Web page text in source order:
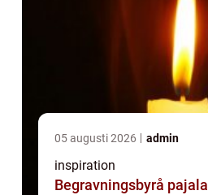
05 augusti 2026 admin
inspiration
Begravningsbyrå pajala trygg hjälp när